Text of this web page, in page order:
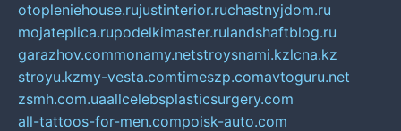
otopleniehouse.rujustinterior.ruchastnyjdom.ru
mojateplica.rupodelkimaster.rulandshaftblog.ru
garazhov.commonamy.netstroysnami.kzlcna.kz
stroyu.kzmy-vesta.comtimeszp.comavtoguru.net
zsmh.com.uaallcelebsplasticsurgery.com
all-tattoos-for-men.compoisk-auto.com